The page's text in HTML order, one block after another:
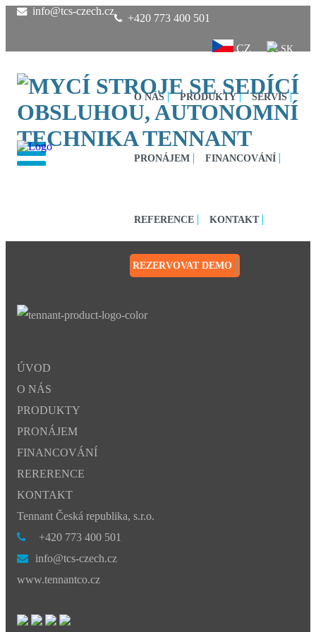
+420 773 400 501
info@tcs-czech.cz
CZ SK
O NÁS PRODUKTY SERVIS
PRONÁJEM FINANCOVÁNÍ
REFERENCE KONTAKT
REZERVOVAT DEMO
ÚVOD
O NÁS
PRODUKTY
PRONÁJEM
FINANCOVÁNÍ
RERERENCE
KONTAKT
Tennant Česká republika, s.r.o.
+420 773 400 501
info@tcs-czech.cz
www.tennantco.cz